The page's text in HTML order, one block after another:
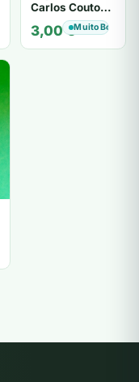
Carlos Couto
Amaral
3,00€Muito Bom